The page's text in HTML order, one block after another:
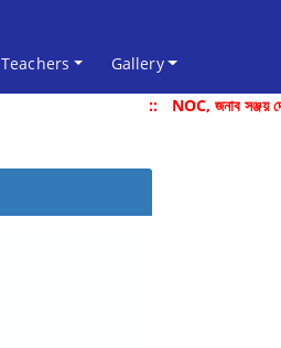
Teachers
Gallery
::
NOC, জনাব সঞ্জয়